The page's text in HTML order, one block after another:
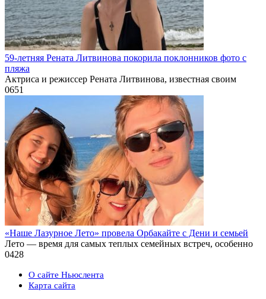
59-летняя Рената Литвинова покорила поклонников фото с
пляжа
Актриса и режиссер Рената Литвинова, известная своим
0651
«Наше Лазурное Лето» провела Орбакайте с Дени и семьей
Лето — время для самых теплых семейных встреч, особенно
0428
О сайте Ньюслента
Карта сайта